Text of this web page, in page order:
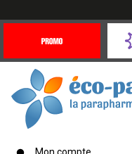
Offres
éco-